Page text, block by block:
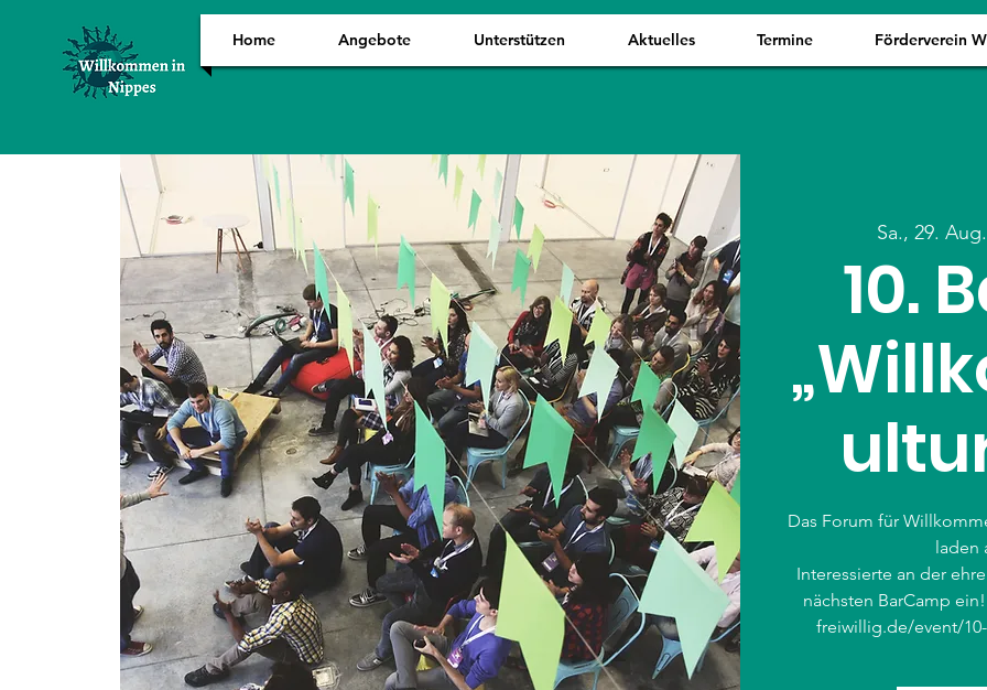
Home Angebote Unterstützen Aktuelles Termine Förderverein
Sa., 29. Aug.
10.
Das Forum für
laden
Interessierte an der
nächsten BarCamp